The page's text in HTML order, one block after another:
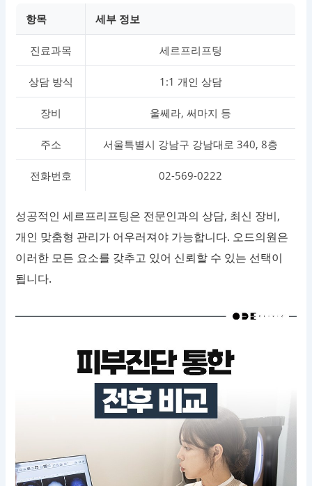
항목 세부 정보
진료과목 세르프리프팅
상담 방식 1:1 개인 상담
장비 울쎄라, 써마지 등
주소 서울특별시 강남구 강남대로 340, 8층
전화번호 02-569-0222
성공적인 세르프리프팅은 전문인과의 상담, 최신 장비,
개인 맞춤형 관리가 어우러져야 가능합니다. 오드의원은
이러한 모든 요소를 갖추고 있어 신뢰할 수 있는 선택이
됩니다.